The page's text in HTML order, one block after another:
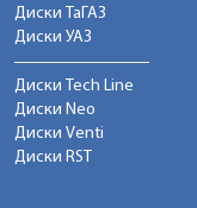
Диски ТаГАЗ
Диски УАЗ
Диски Tech Line
Диски Neo
Диски Venti
Диски RST